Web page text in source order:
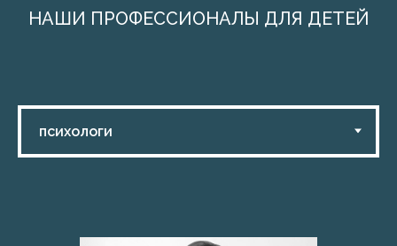
НАШИ ПРОФЕССИОНАЛЫ ДЛЯ ДЕТЕЙ